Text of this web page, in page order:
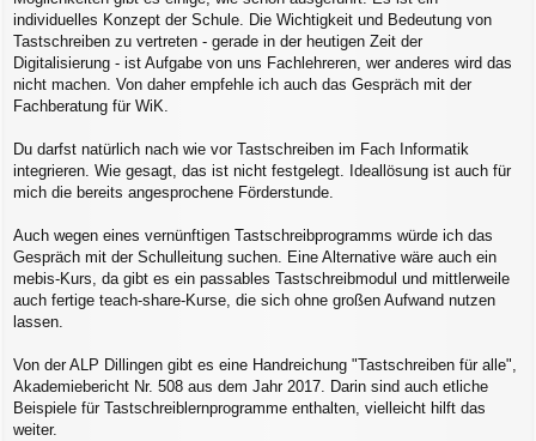
individuelles Konzept der Schule. Die Wichtigkeit und Bedeutung von
Tastschreiben zu vertreten - gerade in der heutigen Zeit der
Digitalisierung - ist Aufgabe von uns Fachlehreren, wer anderes wird das
nicht machen. Von daher empfehle ich auch das Gespräch mit der
Fachberatung für WiK.
Du darfst natürlich nach wie vor Tastschreiben im Fach Informatik
integrieren. Wie gesagt, das ist nicht festgelegt. Ideallösung ist auch für
mich die bereits angesprochene Förderstunde.
Auch wegen eines vernünftigen Tastschreibprogramms würde ich das
Gespräch mit der Schulleitung suchen. Eine Alternative wäre auch ein
mebis-Kurs, da gibt es ein passables Tastschreibmodul und mittlerweile
auch fertige teach-share-Kurse, die sich ohne großen Aufwand nutzen
lassen.
Von der ALP Dillingen gibt es eine Handreichung "Tastschreiben für alle",
Akademiebericht Nr. 508 aus dem Jahr 2017. Darin sind auch etliche
Beispiele für Tastschreiblernprogramme enthalten, vielleicht hilft das
weiter.